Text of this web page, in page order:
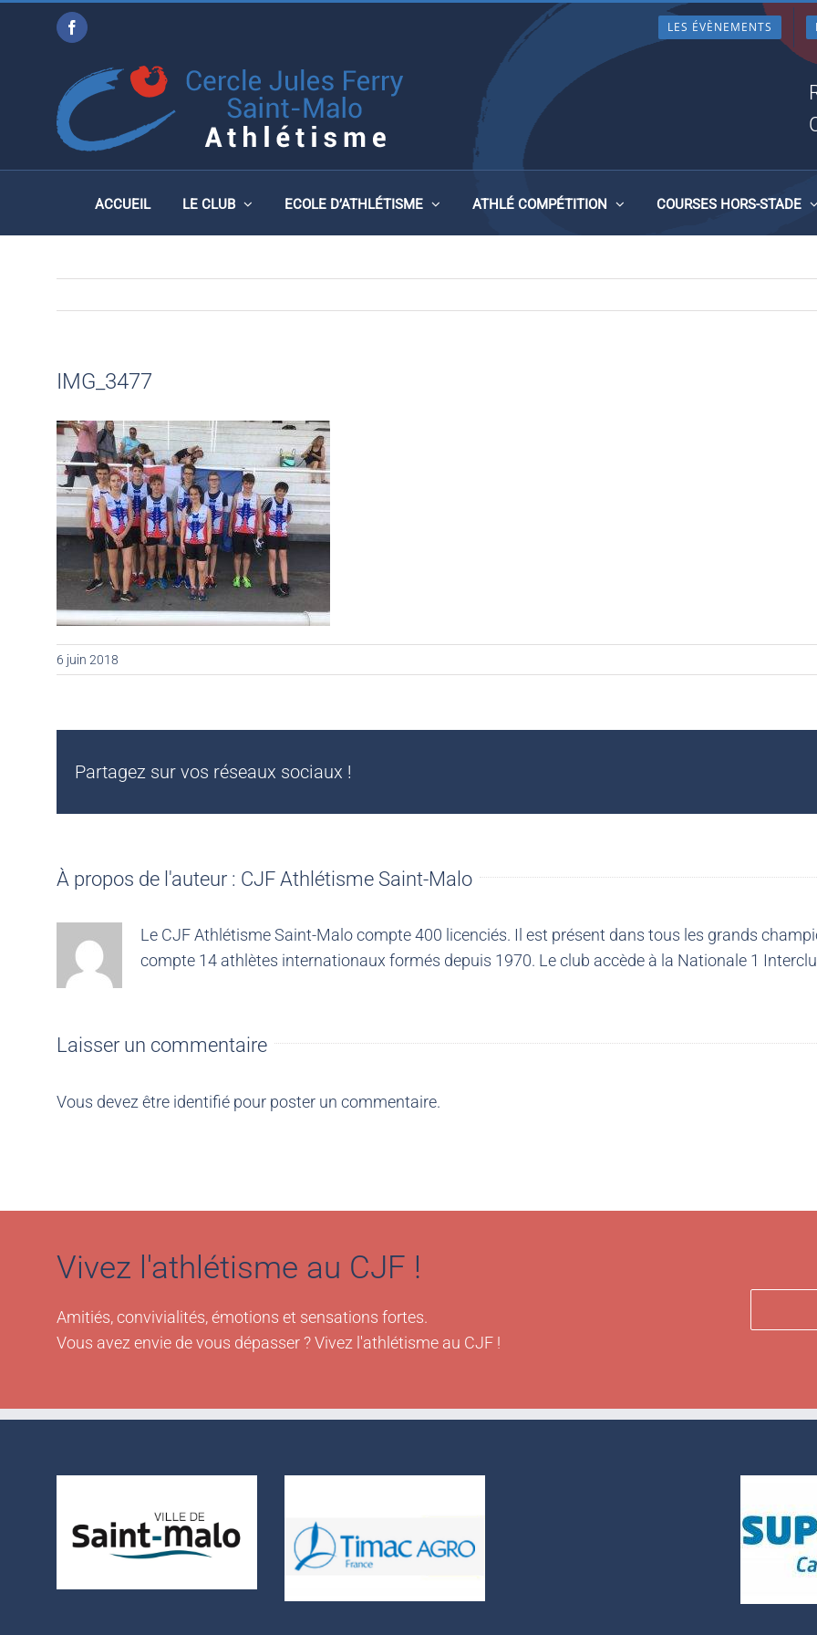
Facebook LES ÉVÈNEMENTS
ACCUEIL LE CLUB ECOLE D’ATHLÉTISME ATHLÉ COMPÉTITION COURSES HORS-STADE
IMG_3477
IMG_3477
6 juin 2018
Partagez sur vos réseaux sociaux !
À propos de l'auteur : CJF Athlétisme Saint-Malo
Le CJF Athlétisme Saint-Malo compte 400 licenciés. Il est présent dans tous les grands
compte 14 athlètes internationaux formés depuis 1970. Le club accède à la Nationale 1
Laisser un commentaire
Vous devez être identifié pour poster un commentaire.
Vivez l'athlétisme au CJF !
Amitiés, convivialités, émotions et sensations fortes.
Vous avez envie de vous dépasser ? Vivez l'athlétisme au CJF !